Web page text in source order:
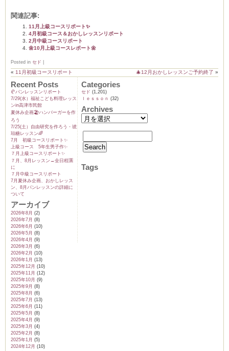
関連記事:
11月上級コースリポート✨
4月初級コース＆おかしレッスンリポート
2月中級コースリポート
🌼10月上級コースレポート🌼
Posted in セド
« 11月初級コースリポート 🎄12月おかしレッスンご予約終了 »
Recent Posts
🥐パンレッスンリポート
7/29(水）福祉こども料理レッス
ンin高津市民館
夏休み企画🏖️ハンバーガーを作
ろう
7/25(土）自由研究を作ろう・琥
珀糖レッスン🌈
7月 初級コースリポート✨️
上級コース 5年生男子作✨️
７月上級コースリポート✨️
７月、8月レッスン→全日程🈵
に
７月中級コースリポート
7月夏休み企画、おかしレッス
ン、8月パンレッスンの詳細に
ついて
アーカイブ
2026年8月 (2)
2026年7月 (8)
2026年6月 (10)
2026年5月 (8)
2026年4月 (9)
2026年3月 (6)
2026年2月 (10)
2026年1月 (13)
2025年12月 (10)
2025年11月 (12)
2025年10月 (9)
2025年9月 (8)
2025年8月 (6)
2025年7月 (13)
2025年6月 (11)
2025年5月 (8)
2025年4月 (9)
2025年3月 (4)
2025年2月 (8)
2025年1月 (5)
2024年12月 (10)
Categories
セド (1,201)
ｌｅｓｓｏｎ (32)
Archives
Tags